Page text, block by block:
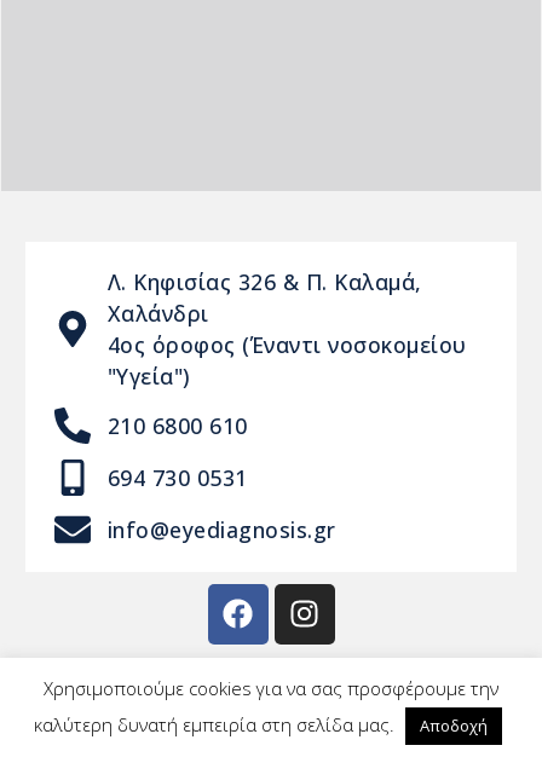
Λ. Κηφισίας 326 & Π. Καλαμά,
Χαλάνδρι
4ος όροφος (Έναντι νοσοκομείου
"Υγεία")
210 6800 610
694 730 0531
info@eyediagnosis.gr
Χρησιμοποιούμε cookies για να σας προσφέρουμε την
καλύτερη δυνατή εμπειρία στη σελίδα μας.
Αποδοχή